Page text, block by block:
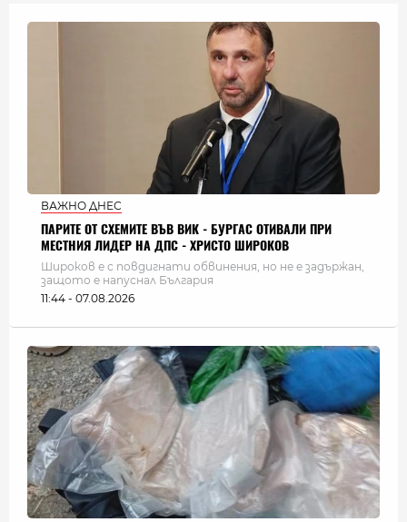
ВАЖНО ДНЕС
ПАРИТЕ ОТ СХЕМИТЕ ВЪВ ВИК - БУРГАС ОТИВАЛИ ПРИ
МЕСТНИЯ ЛИДЕР НА ДПС - ХРИСТО ШИРОКОВ
Широков е с повдигнати обвинения, но не е задържан,
защото е напуснал България
11:44 - 07.08.2026